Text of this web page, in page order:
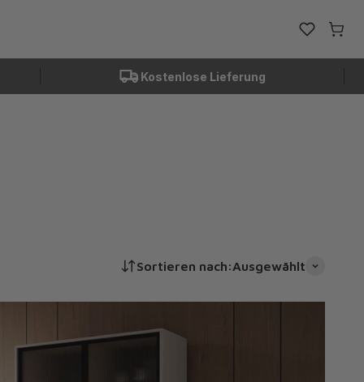
Favoriten
Kostenlose Lieferung
Sortieren nach:Ausgewählt